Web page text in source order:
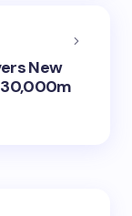
New
30,000m